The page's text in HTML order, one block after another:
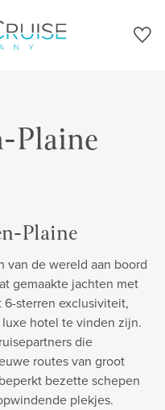
Plaine
Plaine
de wereld aan boord
gemaakte jachten met
sterren exclusiviteit,
hotel te vinden zijn.
die
routes van groot
bezette schepen
plekjes.